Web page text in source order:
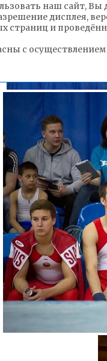
наш сайт, Вы
дисплея,
страниц и
с